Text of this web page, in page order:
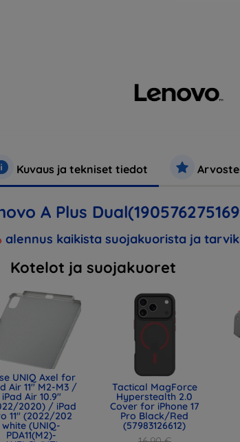
Kuvaus ja tekniset tiedot
A Plus
alennus kaikista suojakuorista ja
Kotelot ja suojakuoret
UNIQ Axel for
Air 11" M2-M3 /
iPad Air 10.9"
2020) / iPad
11" (2022/202
white (UNIQ-
PDA11(M2)-
Tactical MagForce
Hyperstealth 2.0
Cover for iPhone 17
Pro Black/Red
(57983126612)